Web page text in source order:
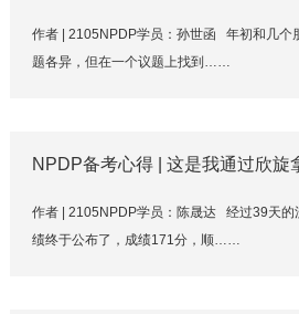
作者 | 2105NPDP学员：孙世函 年初和几个
题各异，但在一个议题上找到……
NPDP备考心得 | 这是我通过欣旋
作者 | 2105NPDP学员：陈晟达 经过39天
绩终于公布了，成绩171分，顺……